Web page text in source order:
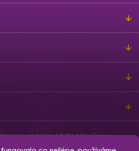
známkou MLSNI zdravě s.r.o.